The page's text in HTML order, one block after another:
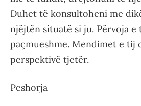
Duhet të konsultoheni me
njëjtën situatë si ju. Përvoja
paçmueshme. Mendimet e tij
perspektivë tjetër.
Peshorja